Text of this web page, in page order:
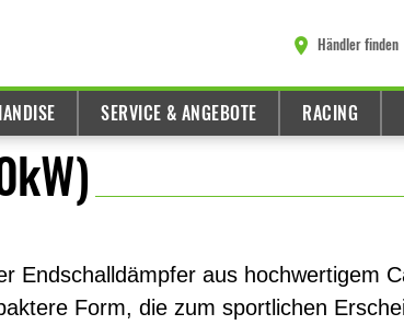
Händler finden
SERVICE & ANGEBOTE RACING
Endschalldämpfer aus hochwertigem
Form, die zum sportlichen